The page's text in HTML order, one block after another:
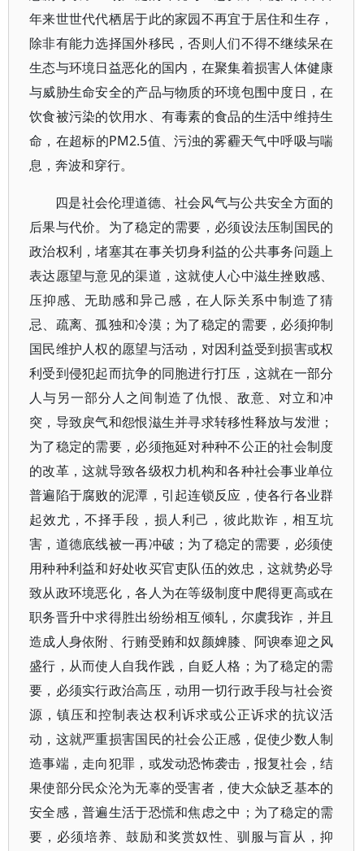
年来世世代代栖居于此的家园不再宜于居住和生存，
除非有能力选择国外移民，否则人们不得不继续呆在
生态与环境日益恶化的国内，在聚集着损害人体健康
与威胁生命安全的产品与物质的环境包围中度日，在
饮食被污染的饮用水、有毒素的食品的生活中维持生
命，在超标的PM2.5值、污浊的雾霾天气中呼吸与喘
息，奔波和穿行。
四是社会伦理道德、社会风气与公共安全方面的
后果与代价。为了稳定的需要，必须设法压制国民的
政治权利，堵塞其在事关切身利益的公共事务问题上
表达愿望与意见的渠道，这就使人心中滋生挫败感、
压抑感、无助感和异己感，在人际关系中制造了猜
忌、疏离、孤独和冷漠；为了稳定的需要，必须抑制
国民维护人权的愿望与活动，对因利益受到损害或权
利受到侵犯起而抗争的同胞进行打压，这就在一部分
人与另一部分人之间制造了仇恨、敌意、对立和冲
突，导致戾气和怨恨滋生并寻求转移性释放与发泄；
为了稳定的需要，必须拖延对种种不公正的社会制度
的改革，这就导致各级权力机构和各种社会事业单位
普遍陷于腐败的泥潭，引起连锁反应，使各行各业群
起效尤，不择手段，损人利己，彼此欺诈，相互坑
害，道德底线被一再冲破；为了稳定的需要，必须使
用种种利益和好处收买官吏队伍的效忠，这就势必导
致从政环境恶化，各人为在等级制度中爬得更高或在
职务晋升中求得胜出纷纷相互倾轧，尔虞我诈，并且
造成人身依附、行贿受贿和奴颜婢膝、阿谀奉迎之风
盛行，从而使人自我作践，自贬人格；为了稳定的需
要，必须实行政治高压，动用一切行政手段与社会资
源，镇压和控制表达权利诉求或公正诉求的抗议活
动，这就严重损害国民的社会公正感，促使少数人制
造事端，走向犯罪，或发动恐怖袭击，报复社会，结
果使部分民众沦为无辜的受害者，使大众缺乏基本的
安全感，普遍生活于恐慌和焦虑之中；为了稳定的需
要，必须培养、鼓励和奖赏奴性、驯服与盲从，抑